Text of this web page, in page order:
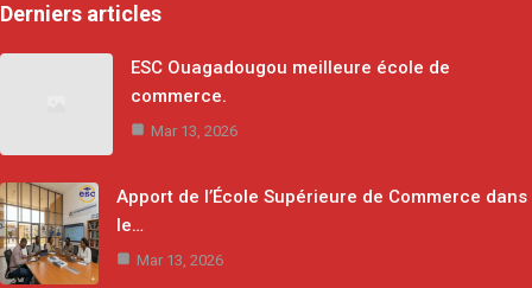
Derniers articles
ESC Ouagadougou meilleure école de
commerce.
Mar 13, 2026
Apport de l’École Supérieure de Commerce dans
le…
Mar 13, 2026